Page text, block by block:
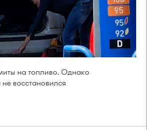
на топливо. Однако
восстановился